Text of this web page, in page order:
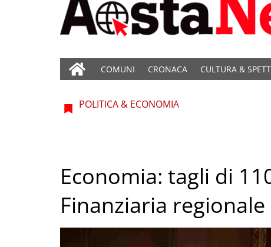
COMUNI CRONACA CULTURA &
POLITICA & ECONOMIA
Economia: tagli di
Finanziaria regionale